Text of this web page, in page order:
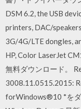
DSM 6.2, the USB
printers, DAC/
3G/4G/LTE dongles,
HP, Color LaserJet
無料ダウンロード。
3008.11.0515.2015:
forWindows®10 *を